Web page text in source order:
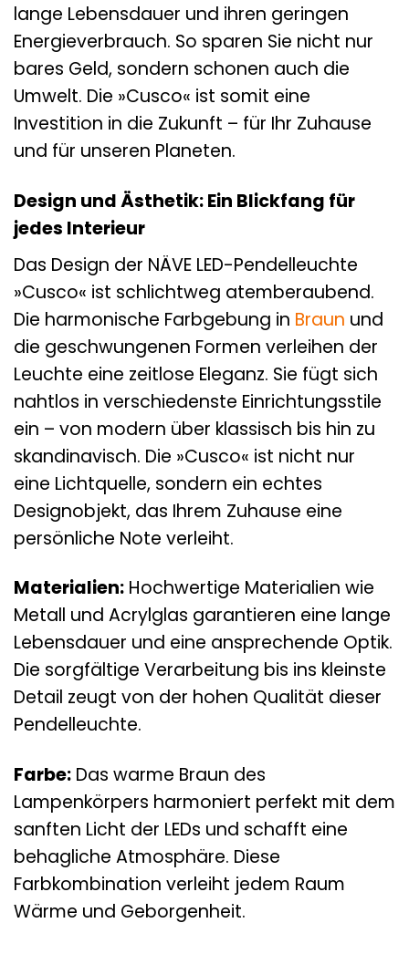
lange Lebensdauer und ihren geringen
Energieverbrauch. So sparen Sie nicht nur
bares Geld, sondern schonen auch die
Umwelt. Die »Cusco« ist somit eine
Investition in die Zukunft – für Ihr Zuhause
und für unseren Planeten.
Design und Ästhetik: Ein Blickfang für
jedes Interieur
Das Design der NÄVE LED-Pendelleuchte
»Cusco« ist schlichtweg atemberaubend.
Die harmonische Farbgebung in Braun und
die geschwungenen Formen verleihen der
Leuchte eine zeitlose Eleganz. Sie fügt sich
nahtlos in verschiedenste Einrichtungsstile
ein – von modern über klassisch bis hin zu
skandinavisch. Die »Cusco« ist nicht nur
eine Lichtquelle, sondern ein echtes
Designobjekt, das Ihrem Zuhause eine
persönliche Note verleiht.
Materialien: Hochwertige Materialien wie
Metall und Acrylglas garantieren eine lange
Lebensdauer und eine ansprechende Optik.
Die sorgfältige Verarbeitung bis ins kleinste
Detail zeugt von der hohen Qualität dieser
Pendelleuchte.
Farbe: Das warme Braun des
Lampenkörpers harmoniert perfekt mit dem
sanften Licht der LEDs und schafft eine
behagliche Atmosphäre. Diese
Farbkombination verleiht jedem Raum
Wärme und Geborgenheit.